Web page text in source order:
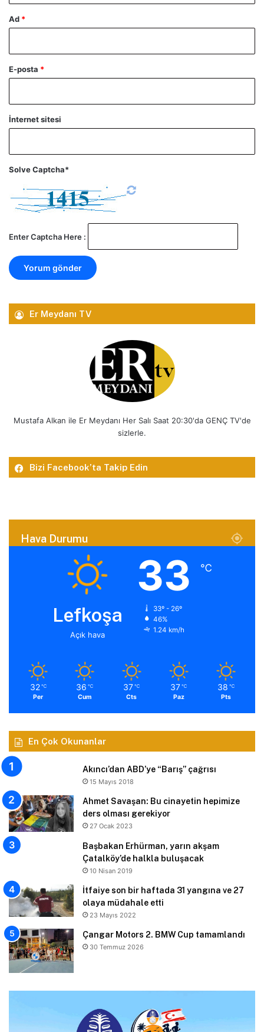
Ad *
E-posta *
İnternet sitesi
Solve Captcha*
Enter Captcha Here :
Er Meydanı TV
Mustafa Alkan ile Er Meydanı Her Salı Saat 20:30'da GENÇ TV'de
sizlerle.
Bizi Facebook’ta Takip Edin
Hava Durumu
Lefkoşa
Açık hava
33 ℃
33º - 26º
46%
1.24 km/h
32 ℃
Per
36 ℃
Cum
37 ℃
Cts
37 ℃
Paz
38 ℃
Pts
En Çok Okunanlar
Akıncı’dan ABD’ye “Barış” çağrısı
15 Mayıs 2018
Ahmet Savaşan: Bu cinayetin hepimize
ders olması gerekiyor
27 Ocak 2023
Başbakan Erhürman, yarın akşam
Çatalköy’de halkla buluşacak
10 Nisan 2019
İtfaiye son bir haftada 31 yangına ve 27
olaya müdahale etti
23 Mayıs 2022
Çangar Motors 2. BMW Cup tamamlandı
30 Temmuz 2026